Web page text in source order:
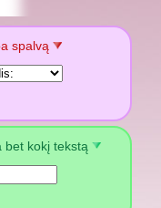
spalvą
bet kokį tekstą